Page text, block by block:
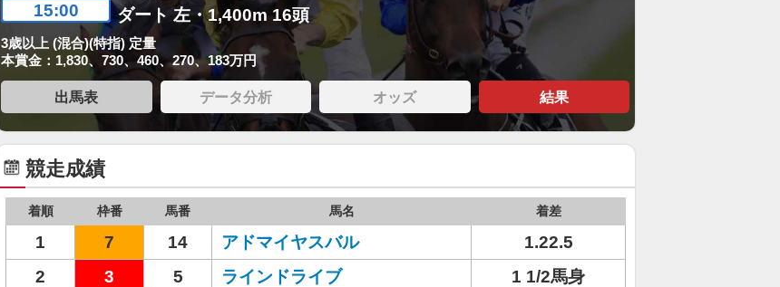
15:00 ダート 左・1,400m 16頭
3歳以上 (混合)(特指) 定量
本賞金：1,830、730、460、270、183万円
出馬表 データ分析 オッズ 結果
競走成績
着順 枠番 馬番 馬名 着差
1 7 14 アドマイヤスバル
1.22.5
2
3 5 ラインドライブ
1 1/2馬身